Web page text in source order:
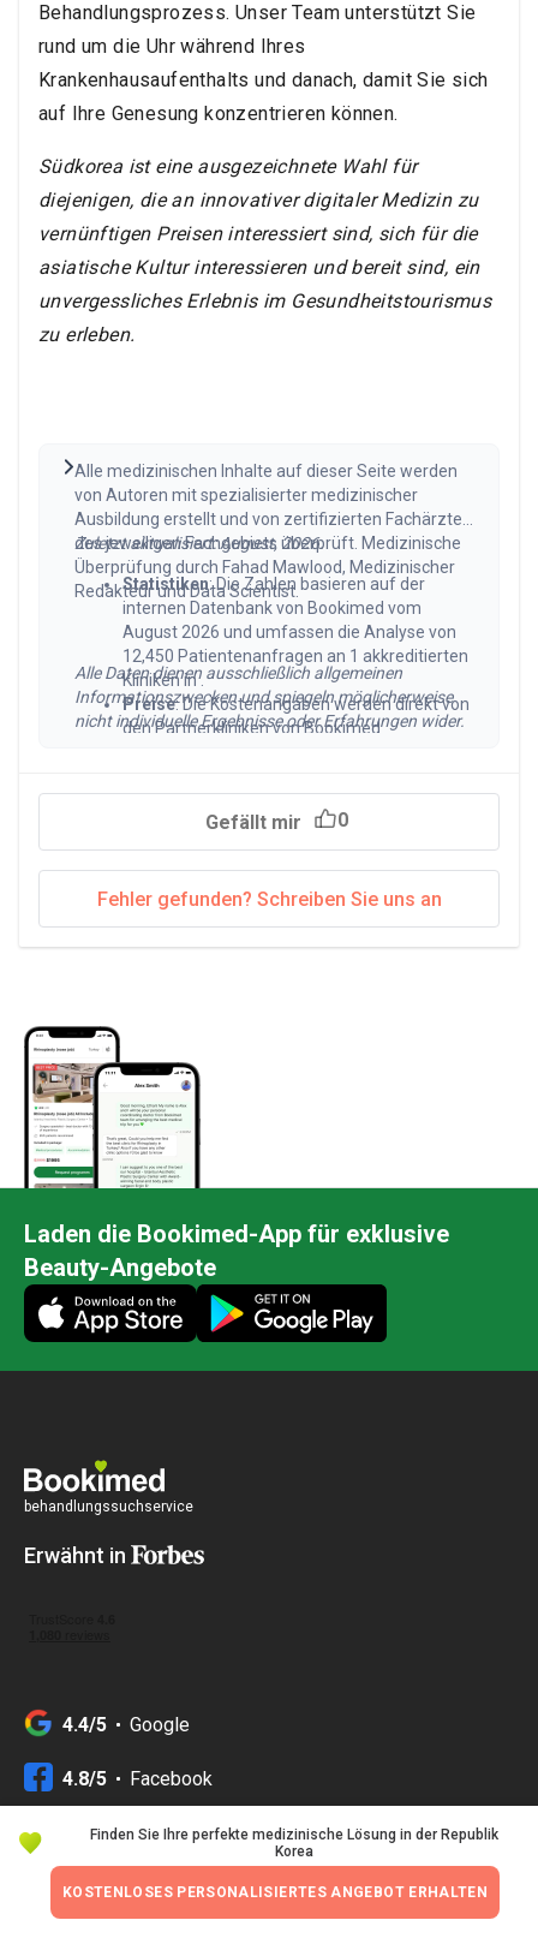
Behandlungsprozess. Unser Team unterstützt Sie
rund um die Uhr während Ihres
Krankenhausaufenthalts und danach, damit Sie sich
auf Ihre Genesung konzentrieren können.
Südkorea ist eine ausgezeichnete Wahl für
diejenigen, die an innovativer digitaler Medizin zu
vernünftigen Preisen interessiert sind, sich für die
asiatische Kultur interessieren und bereit sind, ein
unvergessliches Erlebnis im Gesundheitstourismus
zu erleben.
Alle medizinischen Inhalte auf dieser Seite werden
von Autoren mit spezialisierter medizinischer
Ausbildung erstellt und von zertifizierten Fachärzten
des jeweiligen Fachgebiets überprüft. Medizinische
Überprüfung durch Fahad Mawlood, Medizinischer
Redakteur und Data Scientist.
Zuletzt aktualisiert: August, 2026.
Statistiken: Die Zahlen basieren auf der
internen Datenbank von Bookimed vom
August 2026 und umfassen die Analyse von
12,450 Patientenanfragen an 1 akkreditierten
Kliniken in .
Preise: Die Kostenangaben werden direkt von
den Partnerkliniken von Bookimed
widerzuspiegeln. Die tatsächlichen Ausgaben
können je nach Fallkomplexität, Erfahrung des
Chirurgen und Standort der Klinik abweichen.
Klinische Daten: Behandlungsergebnisse und
Patientenzufriedenheitswerte werden aus der
erhoben und durch Daten aus peer-reviewten
Alle Daten dienen ausschließlich allgemeinen
Informationszwecken und spiegeln möglicherweise
nicht individuelle Ergebnisse oder Erfahrungen wider.
Gefällt mir 0
Fehler gefunden? Schreiben Sie uns an
Finden Sie Ihre perfekte medizinische Lösung in der Republik
Korea
KOSTENLOSES PERSONALISIERTES ANGEBOT ERHALTEN
Laden die Bookimed-App für exklusive
Beauty-Angebote
behandlungssuchservice
Erwähnt in
4.4/5 Google
4.8/5 Facebook
Kontakte